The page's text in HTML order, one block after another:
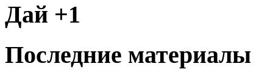
Дай +1
Последние материалы